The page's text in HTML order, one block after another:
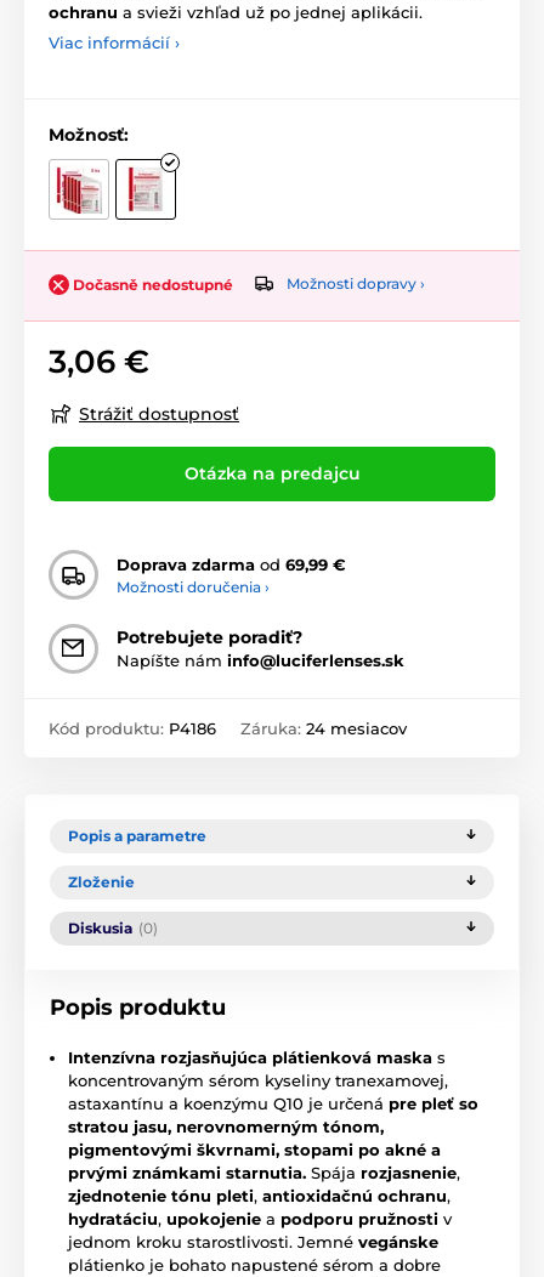
ochranu a svieži vzhľad už po jednej aplikácii.
Viac informácií ›
Možnosť:
Dočasně nedostupné Možnosti dopravy ›
3,06 €
Strážiť dostupnosť
Otázka na predajcu
Doprava zdarma od 69,99 €
Možnosti doručenia ›
Potrebujete poradiť?
Napíšte nám info@luciferlenses.sk
Kód produktu: P4186 Záruka: 24 mesiacov
Popis a parametre
Zloženie
Diskusia (0)
Popis produktu
Intenzívna rozjasňujúca plátienková maska s
koncentrovaným sérom kyseliny tranexamovej,
astaxantínu a koenzýmu Q10 je určená pre pleť so
stratou jasu, nerovnomerným tónom,
pigmentovými škvrnami, stopami po akné a
prvými známkami starnutia. Spája rozjasnenie,
zjednotenie tónu pleti, antioxidačnú ochranu,
hydratáciu, upokojenie a podporu pružnosti v
jednom kroku starostlivosti. Jemné vegánske
plátienko je bohato napustené sérom a dobre